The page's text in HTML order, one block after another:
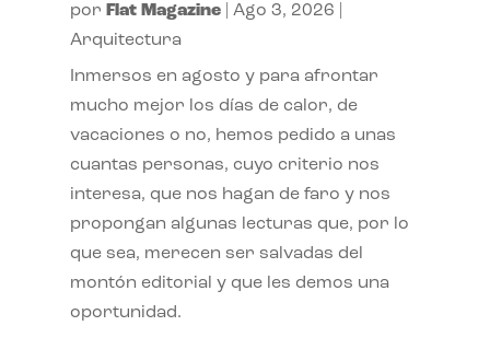
por Flat Magazine| Ago 3, 2026
Arquitectura
Inmersos en agosto y para afrontar
mucho mejor los días de calor, de
vacaciones o no, hemos pedido a unas
cuantas personas, cuyo criterio nos
interesa, que nos hagan de faro y nos
propongan algunas lecturas que, por lo
que sea, merecen ser salvadas del
montón editorial y que les demos una
oportunidad.